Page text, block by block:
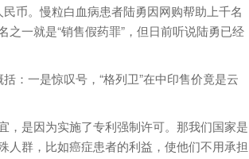
币。慢粒白血病患者陆勇因网购帮助上千名
一就是“销售假药罪”，但日前听说陆勇已经
一是惊叹号，“格列卫”在中印售价竟是云
是因为实施了专利强制许可。那我们国家是
人群，比如癌症患者的利益，使他们不用承担